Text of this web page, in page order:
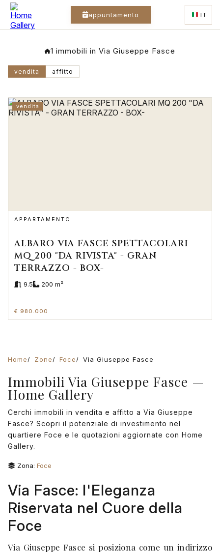
appuntamento IT
1 immobili in Via Giuseppe Fasce
vendita affitto
vendita
APPARTAMENTO
ALBARO VIA FASCE SPETTACOLARI
MQ 200 "DA RIVISTA" - GRAN
TERRAZZO - BOX-
9.5 200 m²
€ 980.000
Home Zone Foce Via Giuseppe Fasce
Immobili Via Giuseppe Fasce —
Home Gallery
Cerchi immobili in vendita e affitto a Via Giuseppe
Fasce? Scopri il potenziale di investimento nel
quartiere Foce e le quotazioni aggiornate con Home
Gallery.
Zona: Foce
Via Fasce: l'Eleganza
Riservata nel Cuore della
Foce
Via Giuseppe Fasce si posiziona come un indirizzo